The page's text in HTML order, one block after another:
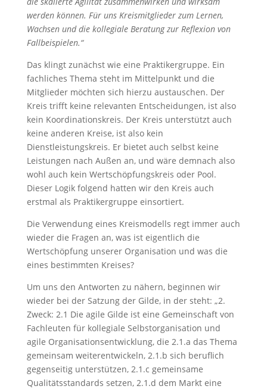
werden können. Für uns Kreismitglieder zum Lernen,
Wachsen und die kollegiale Beratung zur Reflexion von
Fallbeispielen.“
Das klingt zunächst wie eine Praktikergruppe. Ein
fachliches Thema steht im Mittelpunkt und die
Mitglieder möchten sich hierzu austauschen. Der
Kreis trifft keine relevanten Entscheidungen, ist also
kein Koordinationskreis. Der Kreis unterstützt auch
keine anderen Kreise, ist also kein
Dienstleistungskreis. Er bietet auch selbst keine
Leistungen nach Außen an, und wäre demnach also
wohl auch kein Wertschöpfungskreis oder Pool.
Dieser Logik folgend hatten wir den Kreis auch
erstmal als Praktikergruppe einsortiert.
Die Verwendung eines Kreismodells regt immer auch
wieder die Fragen an, was ist eigentlich die
Wertschöpfung unserer Organisation und was die
eines bestimmten Kreises?
Um uns den Antworten zu nähern, beginnen wir
wieder bei der Satzung der Gilde, in der steht: „2.
Zweck: 2.1 Die agile Gilde ist eine Gemeinschaft von
Fachleuten für kollegiale Selbstorganisation und
agile Organisationsentwicklung, die 2.1.a das Thema
gemeinsam weiterentwickeln, 2.1.b sich beruflich
gegenseitig unterstützen, 2.1.c gemeinsame
Qualitätsstandards setzen, 2.1.d dem Markt eine